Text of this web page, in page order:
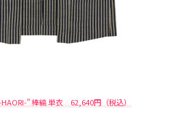
” 棒縞 単衣 62,640円（税込）